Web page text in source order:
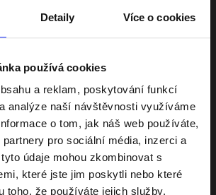
Detaily Více o cookies
používá cookies
a reklam, poskytování funkcí
analýze naší návštěvnosti využíváme
o tom, jak náš web používáte,
pro sociální média, inzerci a
údaje mohou zkombinovat s
které jste jim poskytli nebo které
toho, že používáte jejich služby.